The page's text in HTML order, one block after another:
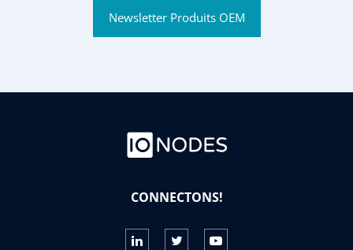
Newsletter Produits OEM
CONNECTONS!